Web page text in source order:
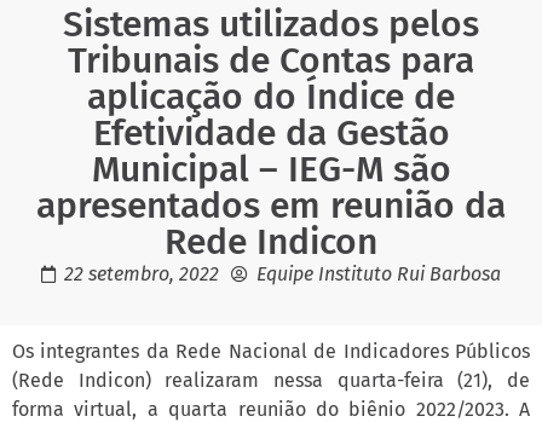
Sistemas utilizados pelos
Tribunais de Contas para
aplicação do Índice de
Efetividade da Gestão
Municipal – IEG-M são
apresentados em reunião da
Rede Indicon
22 setembro, 2022 Equipe Instituto Rui Barbosa
Os integrantes da Rede Nacional de Indicadores Públicos
(Rede Indicon) realizaram nessa quarta-feira (21), de
forma virtual, a quarta reunião do biênio 2022/2023. A